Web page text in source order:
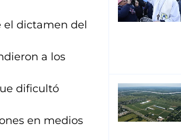
el dictamen del
a los
dificultó
en medios